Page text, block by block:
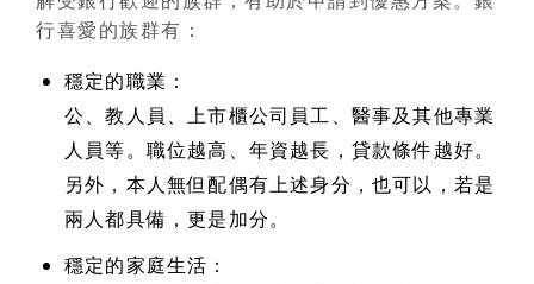
行喜愛的族群有：
穩定的職業：
公、教人員、上市櫃公司員工、醫事及其他專業
人員等。職位越高、年資越長，貸款條件越好。
另外，本人無但配偶有上述身分，也可以，若是
兩人都具備，更是加分。
穩定的家庭生活：